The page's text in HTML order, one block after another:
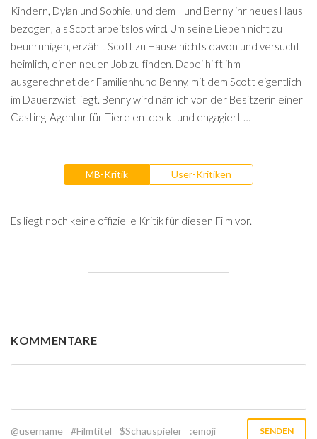
Kindern, Dylan und Sophie, und dem Hund Benny ihr neues Haus
bezogen, als Scott arbeitslos wird. Um seine Lieben nicht zu
beunruhigen, erzählt Scott zu Hause nichts davon und versucht
heimlich, einen neuen Job zu finden. Dabei hilft ihm
ausgerechnet der Familienhund Benny, mit dem Scott eigentlich
im Dauerzwist liegt. Benny wird nämlich von der Besitzerin einer
Casting-Agentur für Tiere entdeckt und engagiert …
MB-Kritik User-Kritiken
Es liegt noch keine offizielle Kritik für diesen Film vor.
KOMMENTARE
@username #Filmtitel $Schauspieler :emoji